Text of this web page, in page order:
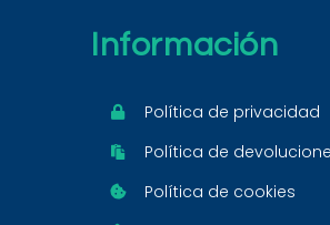
Información
Política de privacidad
Política de
Política de cookies